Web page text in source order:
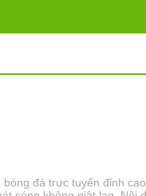
đá trực tuyến đỉnh